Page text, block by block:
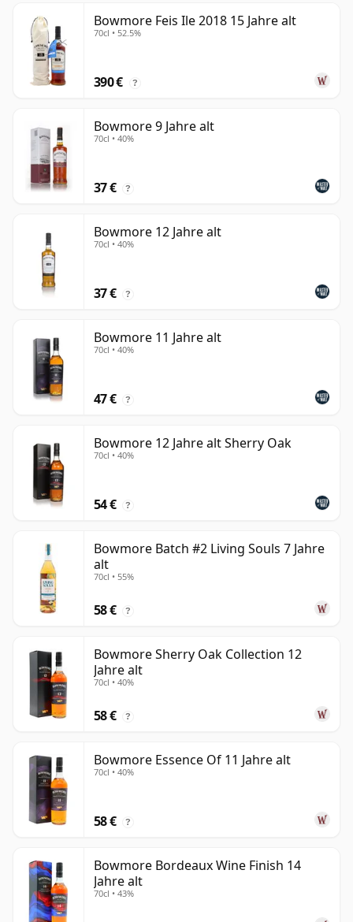
Bowmore Feis Ile 2018 15 Jahre alt
70cl • 52.5%
390 € ?
Bowmore 9 Jahre alt
70cl • 40%
37 € ?
Bowmore 12 Jahre alt
70cl • 40%
37 € ?
Bowmore 11 Jahre alt
70cl • 40%
47 € ?
Bowmore 12 Jahre alt Sherry Oak
70cl • 40%
54 € ?
Bowmore Batch #2 Living Souls 7 Jahre
alt
70cl • 55%
58 € ?
Bowmore Sherry Oak Collection 12
Jahre alt
70cl • 40%
58 € ?
Bowmore Essence Of 11 Jahre alt
70cl • 40%
58 € ?
Bowmore Bordeaux Wine Finish 14
Jahre alt
70cl • 43%